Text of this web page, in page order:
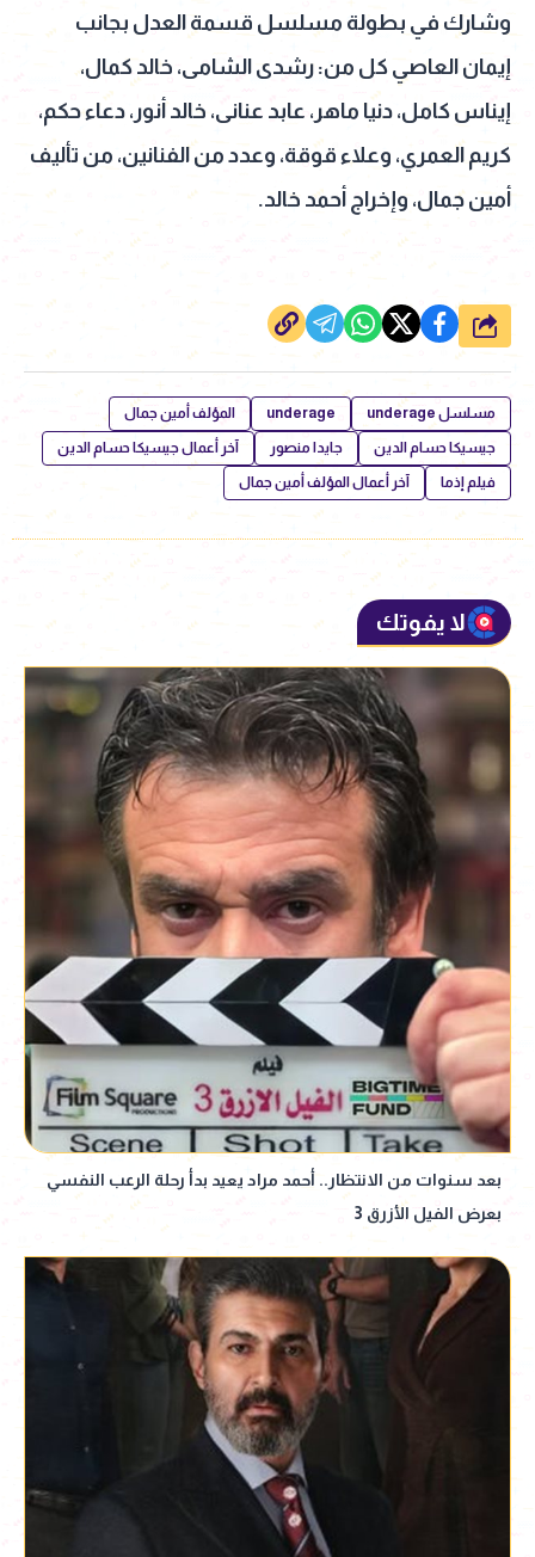
وشارك في بطولة مسلسل قسمة العدل بجانب
إيمان العاصي كل من: رشدى الشامى، خالد كمال،
إيناس كامل، دنيا ماهر، عابد عنانى، خالد أنور، دعاء حكم،
كريم العمري، وعلاء قوقة، وعدد من الفنانين، من تأليف
أمين جمال، وإخراج أحمد خالد.
شارك
مسلسل underage underage المؤلف أمين جمال
جيسيكا حسام الدين جايدا منصور آخر أعمال جيسيكا حسام الدين
فيلم إذما آخر أعمال المؤلف أمين جمال
لا يفوتك
بعد سنوات من الانتظار.. أحمد مراد يعيد بدأ رحلة الرعب النفسي
بعرض الفيل الأزرق 3